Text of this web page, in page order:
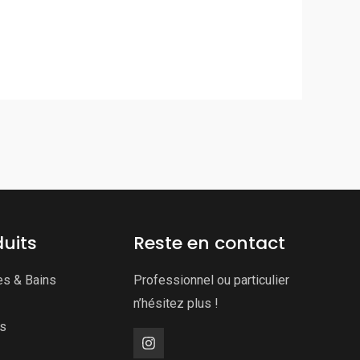
& Bains
Reste en contact
Professionnel ou particulier
n’hésitez plus !